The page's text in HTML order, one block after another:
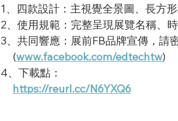
1、四款設計：主視覺全景圖、長方
2、使用規範：完整呈現展覽名稱、
3、共同響應：展前FB品牌宣傳，請
     (
www.facebook.com/edtechtw)
4、下載點：
https://reurl.cc/N6YXQ6